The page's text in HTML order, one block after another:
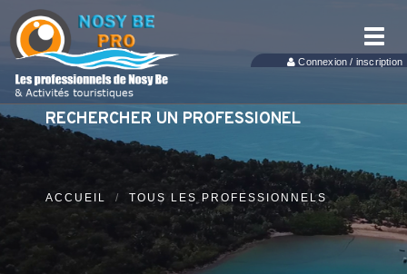
Connexion / inscription
RECHERCHER UN PROFESSIONEL
ACCUEIL TOUS LES PROFESSIONNELS